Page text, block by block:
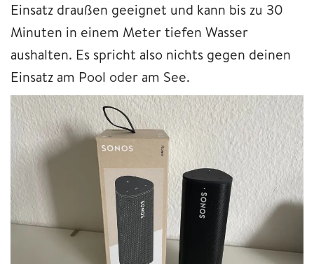
Einsatz draußen geeignet und kann bis zu 30
Minuten in einem Meter tiefen Wasser
aushalten. Es spricht also nichts gegen deinen
Einsatz am Pool oder am See.